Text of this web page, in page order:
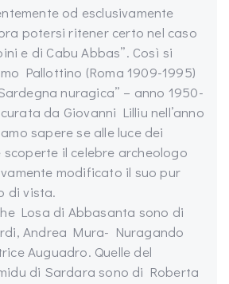
od esclusivamente
potersi ritener certo nel caso
e di Cabu Abbas”. Così si
Pallottino (Roma 1909-1995)
nuragica” – anno 1950-
da Giovanni Lilliu nell’anno
sapere se alle luce dei
scoperte il celebre archeologo
modificato il suo pur
di vista.
Losa di Abbasanta sono di
Andrea Mura- Nuragando
Auguadro. Quelle del
di Sardara sono di Roberta